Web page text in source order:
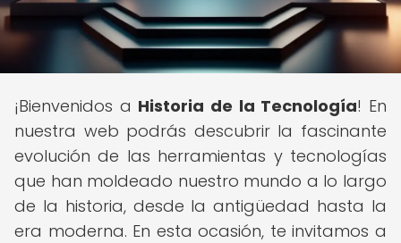
¡Bienvenidos a Historia de la Tecnología! En
nuestra web podrás descubrir la fascinante
evolución de las herramientas y tecnologías
que han moldeado nuestro mundo a lo largo
de la historia, desde la antigüedad hasta la
era moderna. En esta ocasión, te invitamos a